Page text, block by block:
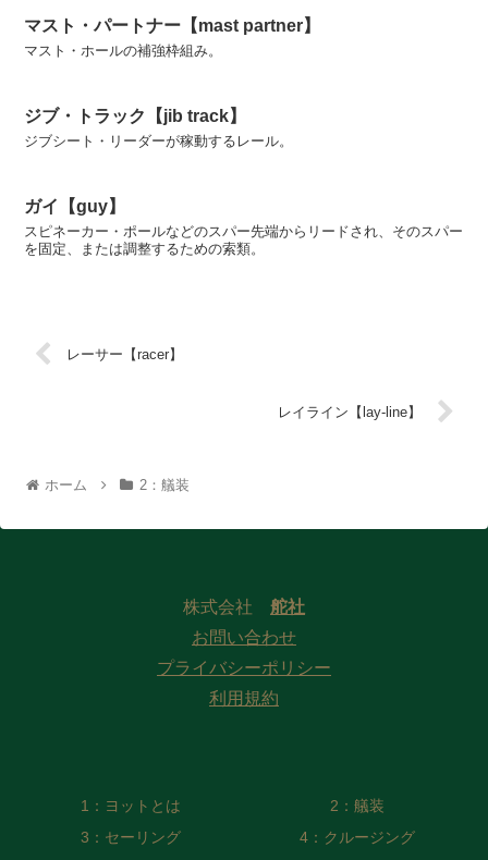
マスト・パートナー【mast partner】
マスト・ホールの補強枠組み。
ジブ・トラック【jib track】
ジブシート・リーダーが稼動するレール。
ガイ【guy】
スピネーカー・ポールなどのスパー先端からリードされ、そのスパー
を固定、または調整するための索類。
レーサー【racer】
レイライン【lay-line】
ホーム 2：艤装
株式会社 舵社
お問い合わせ
プライバシーポリシー
利用規約
1：ヨットとは
2：艤装
3：セーリング
4：クルージング